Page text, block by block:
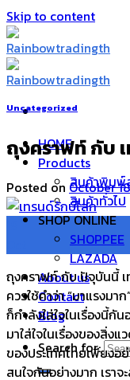
Skip to content
HOME
Products
สินค้าพิมพ์
สินค้าทั่วไป
SHOP ONLINE
SHOPPEE
LAZADA
About us
Contact
Blog
Search for:
Uncategorized
ถุงคราฟท์ กับ
Posted on October
ถุงคราฟท์ กับ ปัจุบันนี้
ควรใช้คำว่า “มาแรงมา
ก็กำลังใส่ใจในเรื่องนี้
มาใส่ใจในเรื่องของสิ่ง
ของประเทศไทยเพียงอ
สนใจกันอย่างมาก เรา